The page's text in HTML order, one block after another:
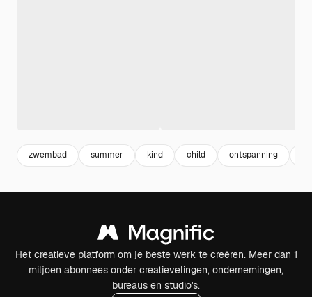
zwembad summer kind child ontspanning
Het creatieve platform om je beste werk te creëren. Meer dan 1
miljoen abonnees onder creatievelingen, ondernemingen,
bureaus en studio's.